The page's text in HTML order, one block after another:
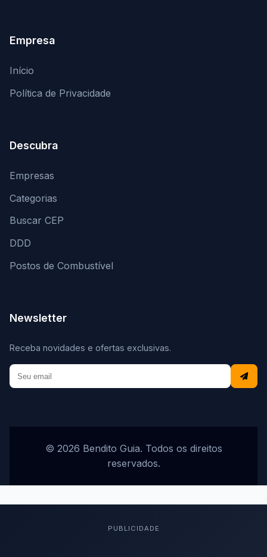
Empresa
Início
Política de Privacidade
Descubra
Empresas
Categorias
Buscar CEP
DDD
Postos de Combustível
Newsletter
Receba novidades e ofertas exclusivas.
© 2026 Bendito Guia. Todos os direitos
reservados.